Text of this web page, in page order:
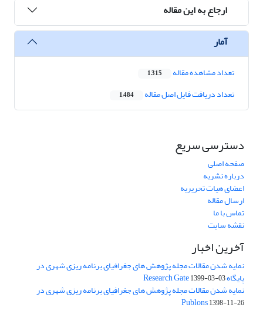
ارجاع به این مقاله
آمار
تعداد مشاهده مقاله 1,315
تعداد دریافت فایل اصل مقاله 1,484
دسترسی سریع
صفحه اصلی
درباره نشریه
اعضای هیات تحریریه
ارسال مقاله
تماس با ما
نقشه سایت
آخرین اخبار
نمایه شدن مقالات مجله پژوهش های جغرافیای برنامه ریزی شهری در
پایگاه Research Gate1399-03-03
نمایه شدن مقالات مجله پژوهش های جغرافیای برنامه ریزی شهری در
Publons1398-11-26